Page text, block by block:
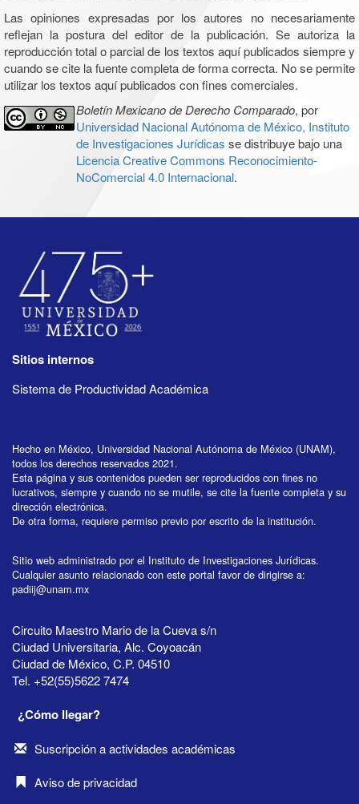
Las opiniones expresadas por los autores no necesariamente
reflejan la postura del editor de la publicación. Se autoriza la
reproducción total o parcial de los textos aquí publicados siempre y
cuando se cite la fuente completa de forma correcta. No se permite
utilizar los textos aquí publicados con fines comerciales.
Boletín Mexicano de Derecho Comparado, por
Universidad Nacional Autónoma de México, Instituto
de Investigaciones Jurídicas se distribuye bajo una
Licencia Creative Commons Reconocimiento-
NoComercial 4.0 Internacional.
Sitios internos
Sistema de Productividad Académica
Hecho en México, Universidad Nacional Autónoma de México (UNAM),
todos los derechos reservados 2021.
Esta página y sus contenidos pueden ser reproducidos con fines no
lucrativos, siempre y cuando no se mutile, se cite la fuente completa y su
dirección electrónica.
De otra forma, requiere permiso previo por escrito de la institución.
Sitio web administrado por el Instituto de Investigaciones Jurídicas.
Cualquier asunto relacionado con este portal favor de dirigirse a:
padiij@unam.mx
Circuito Maestro Mario de la Cueva s/n
Ciudad Universitaria, Alc. Coyoacán
Ciudad de México, C.P. 04510
Tel. +52(55)5622 7474
¿Cómo llegar?
Suscripción a actividades académicas
Aviso de privacidad